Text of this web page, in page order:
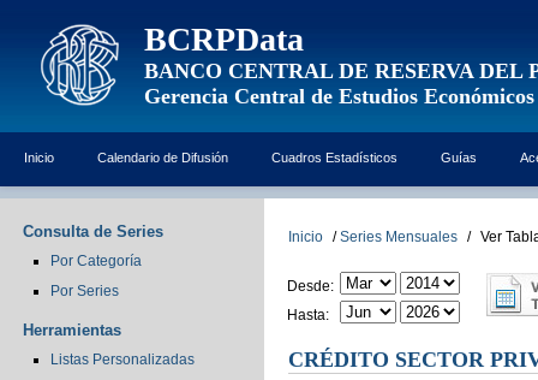
BCRPData
BANCO CENTRAL DE RESERVA DEL
Gerencia Central de Estudios Económicos
Inicio Calendario de Difusión Cuadros Estadísticos Guías
Consulta de Series
Por Categoría
Por Series
Herramientas
Listas Personalizadas
Inicio / Series Mensuales / Ver
Desde:
Hasta:
CRÉDITO SECTOR